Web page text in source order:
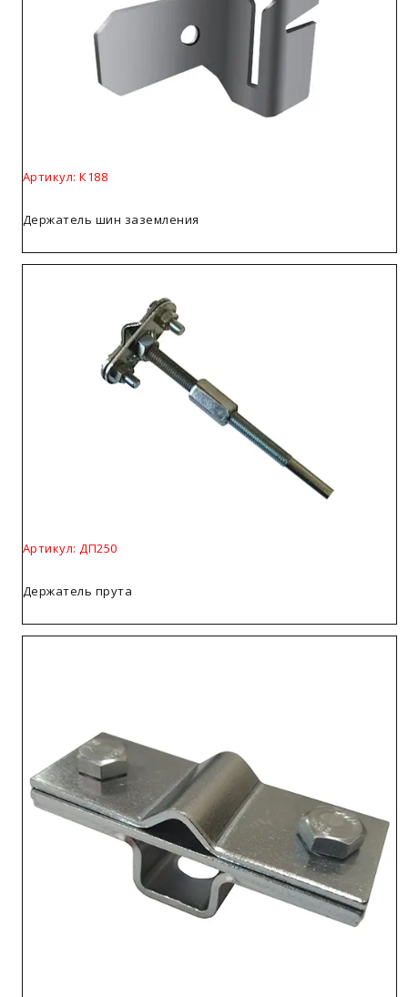
Артикул: К188
Держатель шин заземления
Артикул: ДП250
Держатель прута